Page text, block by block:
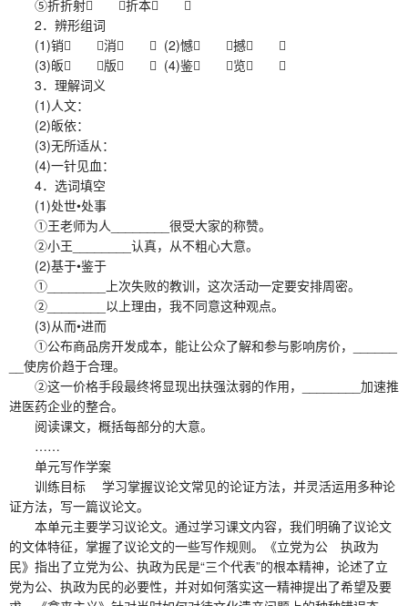
⑤折折射 折本 
2．辨形组词
(1)销 消  (2)憾 撼 
(3)皈 版  (4)鉴 览 
3．理解词义
(1)人文：
(2)皈依：
(3)无所适从：
(4)一针见血：
4．选词填空
(1)处世•处事
①王老师为人________很受大家的称赞。
②小王________认真，从不粗心大意。
(2)基于•鉴于
①________上次失败的教训，这次活动一定要安排周密。
②________以上理由，我不同意这种观点。
(3)从而•进而
①公布商品房开发成本，能让公众了解和参与影响房价，______
__使房价趋于合理。
②这一价格手段最终将显现出扶强汰弱的作用，________加速推
进医药企业的整合。
阅读课文，概括每部分的大意。
……
单元写作学案
训练目标 学习掌握议论文常见的论证方法，并灵活运用多种论
证方法，写一篇议论文。
本单元主要学习议论文。通过学习课文内容，我们明确了议论文
的文体特征，掌握了议论文的一些写作规则。《立党为公 执政为
民》指出了立党为公、执政为民是“三个代表”的根本精神，论述了立
党为公、执政为民的必要性，并对如何落实这一精神提出了希望及要